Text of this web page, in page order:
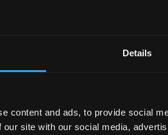
Details
content and ads, to provide social
our site with our social media,